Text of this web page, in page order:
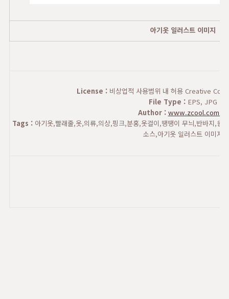
아기옷 일러스트 이미지
License :비상업적 사용범위 내 허용 Creative
File Type : EPS, JPG
Author : www.zcool.com.cn
Tags : 아기옷,빨래줄,옷,의류,의상,핑크,분홍,옷걸이,땡땡이 무늬,반바지,원
소스,아기옷 일러스트 이미지